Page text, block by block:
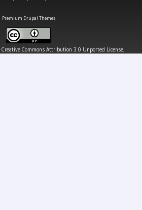
Premium Drupal Themes
Creative Commons Attribution 3.0 Unported License.